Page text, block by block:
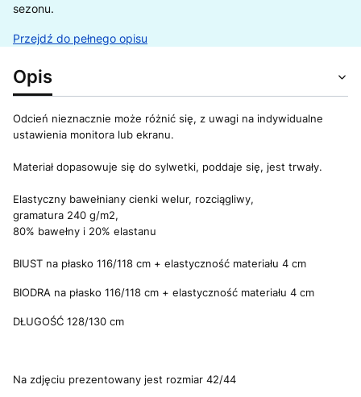
sezonu.
Przejdź do pełnego opisu
Opis
Odcień nieznacznie może różnić się, z uwagi na indywidualne
ustawienia monitora lub ekranu.
Materiał dopasowuje się do sylwetki, poddaje się, jest trwały.
Elastyczny bawełniany cienki welur, rozciągliwy,
gramatura 240 g/m2,
80% bawełny i 20% elastanu
BIUST na płasko 116/118 cm + elastyczność materiału 4 cm
BIODRA na płasko 116/118 cm + elastyczność materiału 4 cm
DŁUGOŚĆ 128/130 cm
Na zdjęciu prezentowany jest rozmiar 42/44